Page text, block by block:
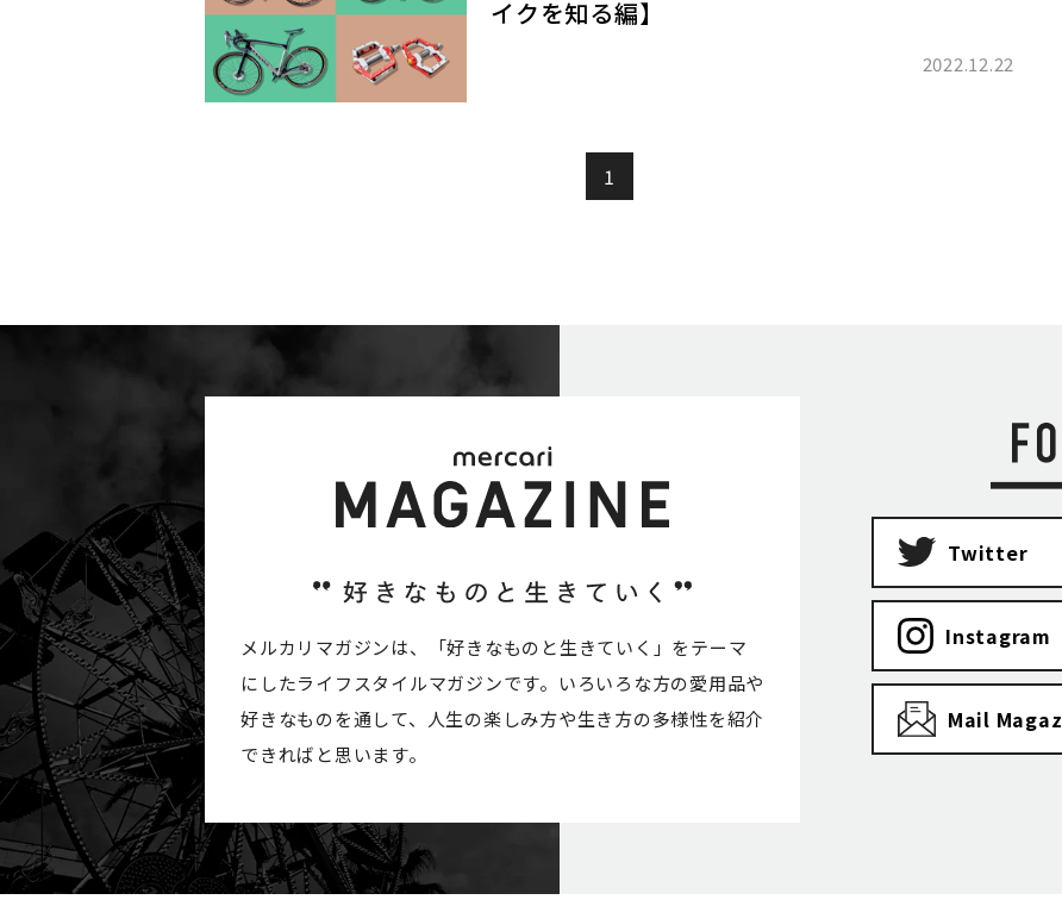
イクを知る編】
2022.12.22
1
メルカリマガジンは、「好きなものと生きていく」をテーマ
にしたライフスタイルマガジンです。いろいろな方の愛用品や
好きなものを通して、人生の楽しみ方や生き方の多様性を紹介
できればと思います。
Twitter
Instagram
Mail